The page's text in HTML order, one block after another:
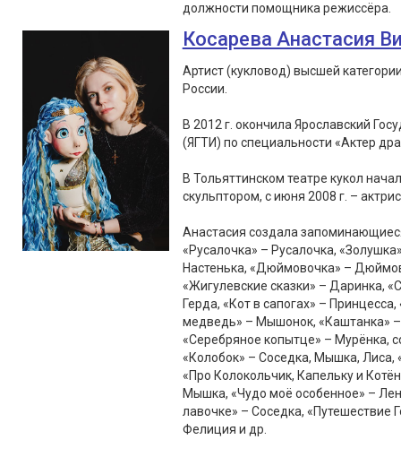
должности помощника режиссёра.
Косарева Анастасия
Артист (кукловод) высшей
России.
В 2012 г. окончила Ярославский
(ЯГТИ) по специальности «Актер
В Тольяттинском театре кукол
скульптором, с июня 2008 г. –
Анастасия создала
«Русалочка» – Русалочка,
Настенька, «Дюймовочка» –
«Жигулевские сказки» – Даринка,
Герда, «Кот в сапогах» –
медведь» – Мышонок, «Каштанка»
«Серебряное копытце» – Мурёнка,
«Колобок» – Соседка, Мышка, Лиса,
«Про Колокольчик, Капельку и
Мышка, «Чудо моё особенное» –
лавочке» – Соседка, «Путешествие
Фелиция и др.